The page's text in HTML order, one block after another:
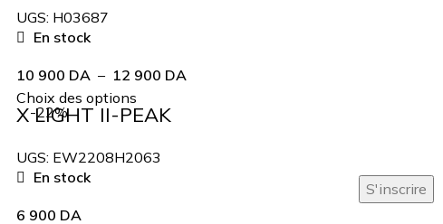
UGS: H03687
En stock
10 900 DA – 12 900 DA
Choix des options
-22%
X LIGHT II-PEAK
UGS: EW2208H2063
En stock
6 900 DA